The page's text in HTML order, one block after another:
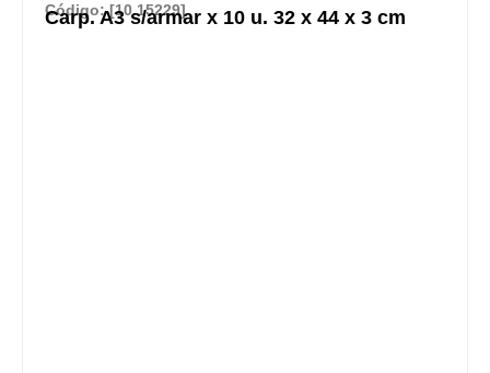
Código: [10.15229]
Carp. A3 s/armar x 10 u. 32 x 44 x 3 cm